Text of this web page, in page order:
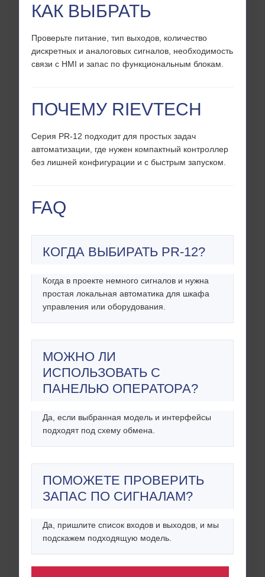
КАК ВЫБРАТЬ
Проверьте питание, тип выходов, количество
дискретных и аналоговых сигналов, необходимость
связи с HMI и запас по функциональным блокам.
ПОЧЕМУ RIEVTECH
Серия PR-12 подходит для простых задач
автоматизации, где нужен компактный контроллер
без лишней конфигурации и с быстрым запуском.
FAQ
КОГДА ВЫБИРАТЬ PR-12?
Когда в проекте немного сигналов и нужна
простая локальная автоматика для шкафа
управления или оборудования.
МОЖНО ЛИ
ИСПОЛЬЗОВАТЬ С
ПАНЕЛЬЮ ОПЕРАТОРА?
Да, если выбранная модель и интерфейсы
подходят под схему обмена.
ПОМОЖЕТЕ ПРОВЕРИТЬ
ЗАПАС ПО СИГНАЛАМ?
Да, пришлите список входов и выходов, и мы
подскажем подходящую модель.